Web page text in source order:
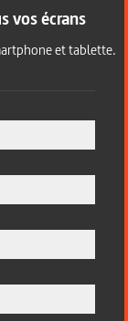
vos écrans
et tablette.